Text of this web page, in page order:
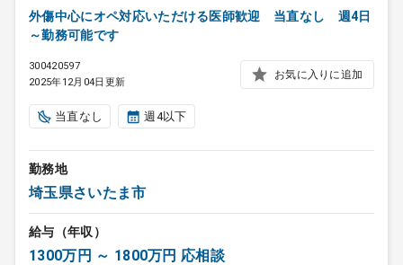
外傷中心にオペ対応いただける医師歓迎 当直なし 週4日
～勤務可能です
300420597
2025年12月04日更新
お気に入りに追加
当直なし 週4以下
勤務地
埼玉県さいたま市
給与（年収）
1300万円 ～ 1800万円 応相談